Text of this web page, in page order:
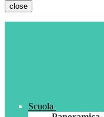
close
Scuola